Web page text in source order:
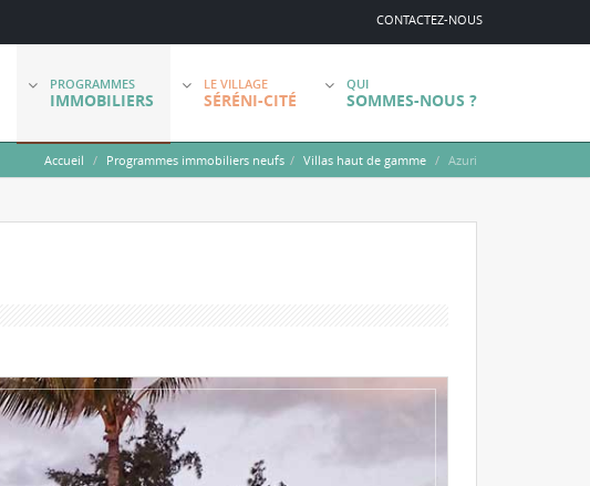
CONTACTEZ-NOUS
PROGRAMMES
IMMOBILIERS
LE VILLAGE
SÉRÉNI-CITÉ
QUI
SOMMES-NOUS ?
Accueil Programmes immobiliers neufs Villas haut de gamme Azuri